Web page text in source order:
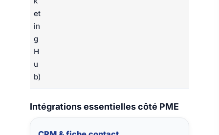
et
in
g
H
u
b)
Intégrations essentielles côté PME